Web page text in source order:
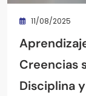
11/08/2025
Creencias
Disciplina